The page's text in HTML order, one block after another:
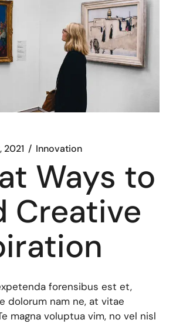
2021 Innovation
Ways to
Creative
forensibus est et,
dolorum nam ne, at vitae
magna voluptua vim, no vel nisl